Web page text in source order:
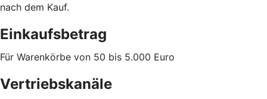
nach dem Kauf.
Einkaufsbetrag
Für Warenkörbe von 50 bis 5.000 Euro
Vertriebskanäle